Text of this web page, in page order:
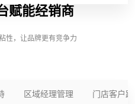
赋能经销商
性，让品牌更有竞争力
区域经理管理 门店客户